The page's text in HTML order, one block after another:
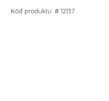
Kód produktu: # 12137